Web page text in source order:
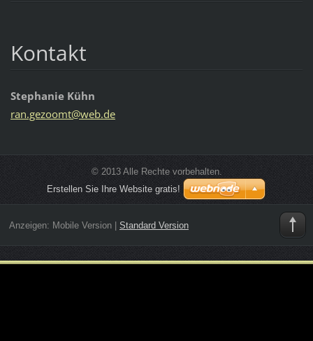
Kontakt
Stephanie Kühn
ran.gezoomt@web.de
© 2013 Alle Rechte vorbehalten.
Erstellen Sie Ihre Website gratis!
Anzeigen: Mobile Version| Standard Version